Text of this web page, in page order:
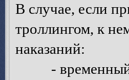
В случае, если
троллингом, к
наказаний:
- временный